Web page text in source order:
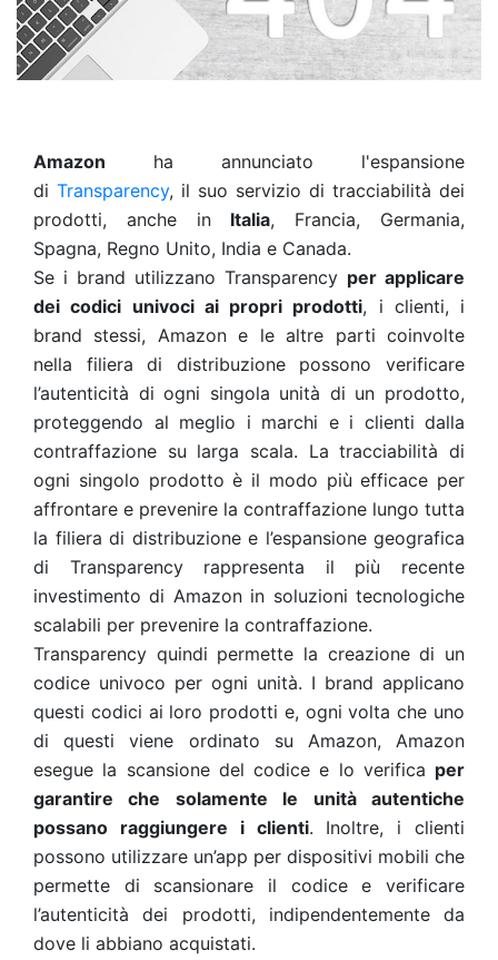
Amazon ha annunciato l'espansione
di Transparency, il suo servizio di tracciabilità dei
prodotti, anche in Italia, Francia, Germania,
Spagna, Regno Unito, India e Canada.
Se i brand utilizzano Transparency per applicare
dei codici univoci ai propri prodotti, i clienti, i
brand stessi, Amazon e le altre parti coinvolte
nella filiera di distribuzione possono verificare
l’autenticità di ogni singola unità di un prodotto,
proteggendo al meglio i marchi e i clienti dalla
contraffazione su larga scala. La tracciabilità di
ogni singolo prodotto è il modo più efficace per
affrontare e prevenire la contraffazione lungo tutta
la filiera di distribuzione e l’espansione geografica
di Transparency rappresenta il più recente
investimento di Amazon in soluzioni tecnologiche
scalabili per prevenire la contraffazione.
Transparency quindi permette la creazione di un
codice univoco per ogni unità. I brand applicano
questi codici ai loro prodotti e, ogni volta che uno
di questi viene ordinato su Amazon, Amazon
esegue la scansione del codice e lo verifica per
garantire che solamente le unità autentiche
possano raggiungere i clienti. Inoltre, i clienti
possono utilizzare un’app per dispositivi mobili che
permette di scansionare il codice e verificare
l’autenticità dei prodotti, indipendentemente da
dove li abbiano acquistati.